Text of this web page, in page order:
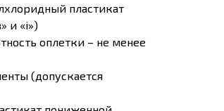
пластикат
и «i»)
оплетки – не менее
(допускается